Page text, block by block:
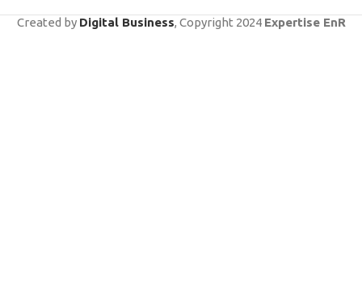
Created by Digital Business, Copyright 2024 Expertise EnR